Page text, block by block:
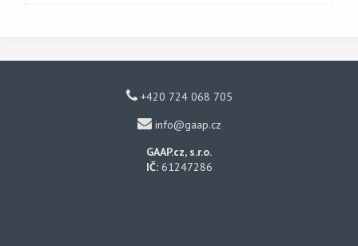
+420 724 068 705
info@gaap.cz
GAAP.cz, s.r.o.
IČ: 61247286